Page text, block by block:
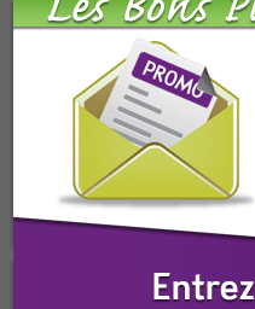
200? remboursés sur
Livebox Star Fibre
Offre ajoutée le jeudi 19 novembre 2015 -
Validité permanente
Les offres Livebox
par Orange
Livraison Gratuite sous